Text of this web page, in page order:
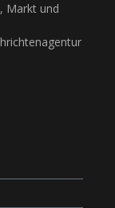
Markt und